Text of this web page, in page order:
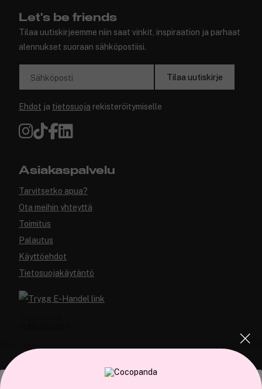
Let's be friends
Tilaa uutiskirjeemme niin saat vinkit, inspiraation ja parhaat
alennukset suoraan sähköpostiisi.
Sähköposti Tilaa uutiskirje
Ehdot ja tietosuoja rekisteröitymiselle
Asiakaspalvelu
Tarvitsetko apua?
Ota meihin yhteyttä
Toimitus
Palautus
Käyttöehdot
Tietosuojakäytäntö